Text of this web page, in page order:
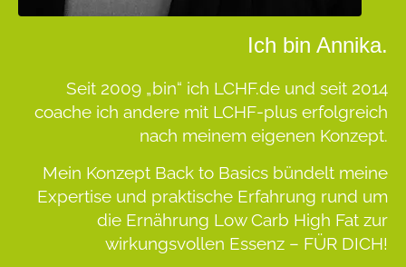
Ich bin Annika.
Seit 2009 „bin“ ich LCHF.de und seit 2014
coache ich andere mit LCHF-plus erfolgreich
nach meinem eigenen Konzept.
Mein Konzept Back to Basics bündelt meine
Expertise und praktische Erfahrung rund um
die Ernährung Low Carb High Fat zur
wirkungsvollen Essenz – FÜR DICH!